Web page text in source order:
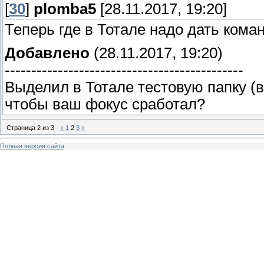
[30] plomba5 [28.11.2017, 19:20]
Теперь где в Тотале надо дать
Добавлено (28.11.2017, 19:20)
---------------------------------------------
Выделил в Тотале тестовую папку
чтобы ваш фокус сработал?
Страница 2 из 3 « 1 2 3 »
Полная версия сайта